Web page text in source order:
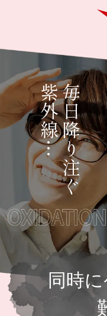
毎日降り注ぐ
紫外線…
同時